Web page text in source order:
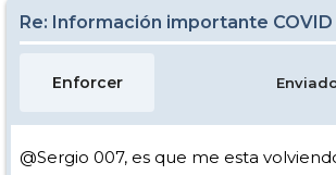
Re: Información importante COVID
Enforcer
@Sergio 007, es que me esta